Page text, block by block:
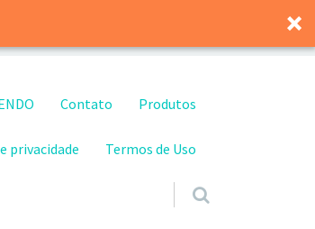
Contato Produtos
privacidade Termos de Uso